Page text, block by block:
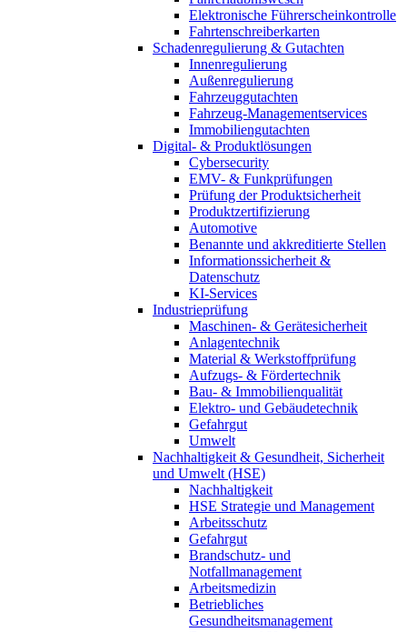
Elektronische Führerscheinkontrolle
Fahrtenschreiberkarten
Schadenregulierung & Gutachten
Innenregulierung
Außenregulierung
Fahrzeuggutachten
Fahrzeug-Managementservices
Immobiliengutachten
Digital- & Produktlösungen
Cybersecurity
EMV- & Funkprüfungen
Prüfung der Produktsicherheit
Produktzertifizierung
Automotive
Benannte und akkreditierte Stellen
Informationssicherheit &
Datenschutz
KI-Services
Industrieprüfung
Maschinen- & Gerätesicherheit
Anlagentechnik
Material & Werkstoffprüfung
Aufzugs- & Fördertechnik
Bau- & Immobilienqualität
Elektro- und Gebäudetechnik
Gefahrgut
Umwelt
Nachhaltigkeit & Gesundheit, Sicherheit
und Umwelt (HSE)
Nachhaltigkeit
HSE Strategie und Management
Arbeitsschutz
Gefahrgut
Brandschutz- und
Notfallmanagement
Arbeitsmedizin
Betriebliches
Gesundheitsmanagement